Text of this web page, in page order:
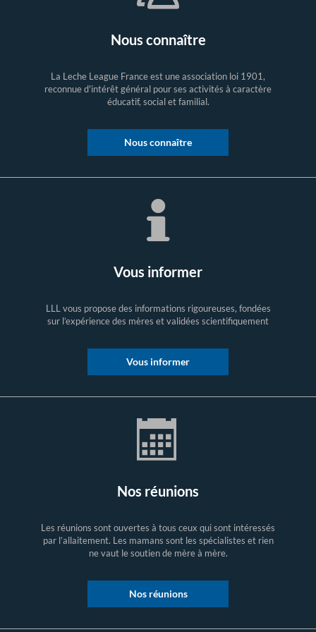
Nous connaître
La Leche League France est une association loi 1901,
reconnue d'intérêt général pour ses activités à caractère
éducatif, social et familial.
Nous connaître
Vous informer
LLL vous propose des informations rigoureuses, fondées
sur l’expérience des mères et validées scientifiquement
Vous informer
Nos réunions
Les réunions sont ouvertes à tous ceux qui sont intéressés
par l’allaitement. Les mamans sont les spécialistes et rien
ne vaut le soutien de mère à mère.
Nos réunions